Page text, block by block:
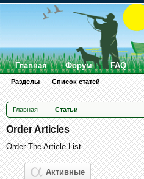
Главная Статьи
Order Articles
Order The Article List
Активные
Главная Форум FAQ
Разделы Список статей